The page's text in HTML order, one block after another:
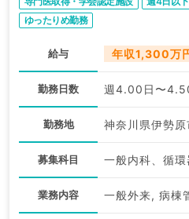
ゆったりめ勤務
給与 年収1,300万
勤務日数 週4.00日〜
勤務地 神奈川県伊勢原
募集科目
業務内容